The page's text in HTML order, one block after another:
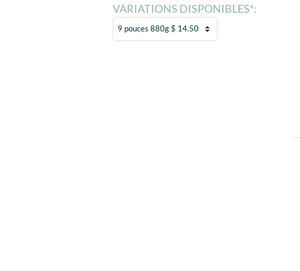
VARIATIONS DISPONIBLES*: